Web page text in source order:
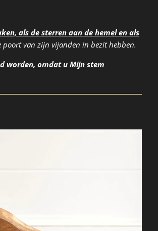
als de sterren aan de hemel en als
poort van zijn vijanden in bezit hebben.
worden, omdat u Mijn stem